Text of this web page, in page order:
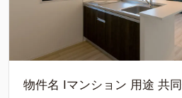
物件名 Iマンション 用途 共